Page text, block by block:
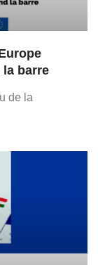
la barre
de la